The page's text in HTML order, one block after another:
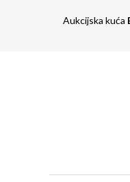
Aukcijska kuća